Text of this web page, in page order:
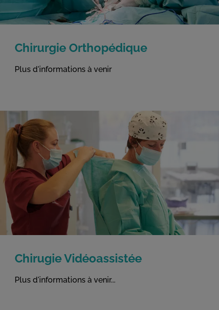
Chirurgie Orthopédique
Plus d'informations à venir
Chirugie Vidéoassistée
Plus d'informations à venir...